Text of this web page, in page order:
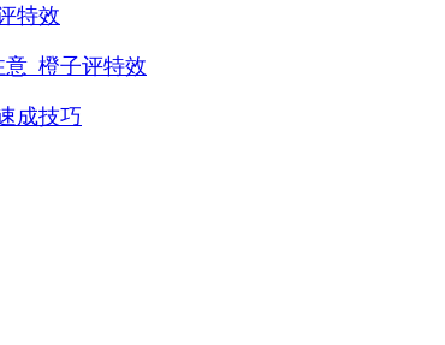
特效
_橙子评特效
成技巧